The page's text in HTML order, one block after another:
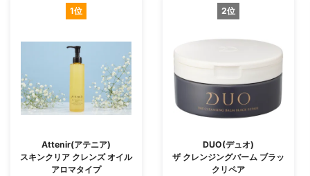
1位
Attenir(アテニア)
スキンクリア クレンズ オイル
アロマタイプ
2位
DUO(デュオ)
ザ クレンジングバーム ブラッ
クリペア